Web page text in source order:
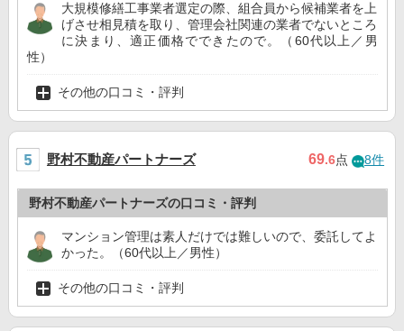
大規模修繕工事業者選定の際、組合員から候補業者を上
げさせ相見積を取り、管理会社関連の業者でないところ
に決まり、適正価格でできたので。（60代以上／男
性）
その他の口コミ・評判
野村不動産パートナーズ 69.6点 8件
野村不動産パートナーズの口コミ・評判
マンション管理は素人だけでは難しいので、委託してよ
かった。（60代以上／男性）
その他の口コミ・評判